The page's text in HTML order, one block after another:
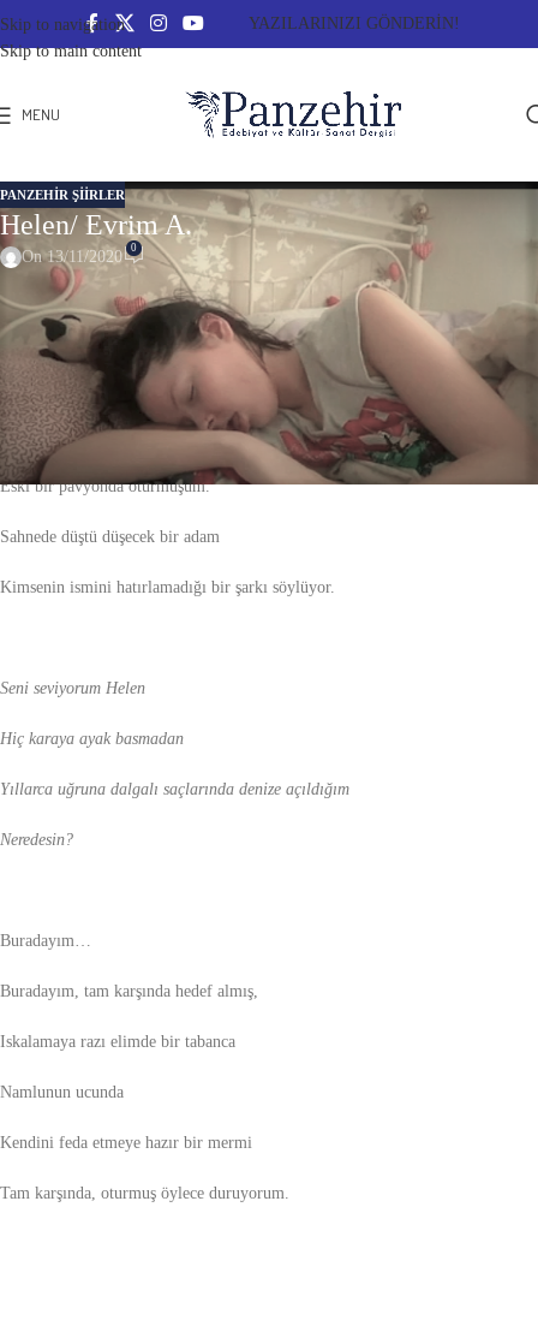
Skip to navigation
Skip to main content
YAZILARINIZI GÖNDERİN!
MENU
PANZEHIR ŞIIRLER
Helen/ Evrim A.
On 13/11/2020 0
Yıkıldı yıkılacak
Caddeye yamuk bir binanın bodrumunda
Eski bir pavyonda oturmuşum.
Sahnede düştü düşecek bir adam
Kimsenin ismini hatırlamadığı bir şarkı söylüyor.
Seni seviyorum Helen
Hiç karaya ayak basmadan
Yıllarca uğruna dalgalı saçlarında denize açıldığım
Neredesin?
Buradayım…
Buradayım, tam karşında hedef almış,
Iskalamaya razı elimde bir tabanca
Namlunun ucunda
Kendini feda etmeye hazır bir mermi
Tam karşında, oturmuş öylece duruyorum.